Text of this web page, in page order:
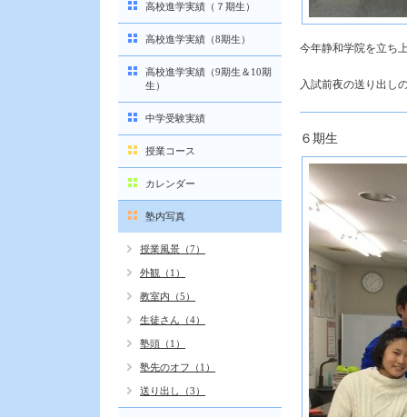
今年静和学院を立ち
入試前夜の送り出し
６期生
高校進学実績（７期生）
高校進学実績（8期生）
高校進学実績（9期生＆10期
生）
中学受験実績
授業コース
カレンダー
塾内写真
授業風景（7）
外観（1）
教室内（5）
生徒さん（4）
塾頭（1）
塾先のオフ（1）
送り出し（3）